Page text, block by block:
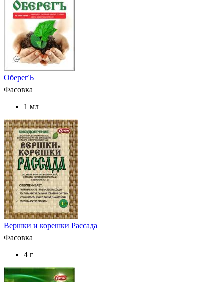
ОберегЪ
Фасовка
1 мл
Вершки и корешки Рассада
Фасовка
4 г